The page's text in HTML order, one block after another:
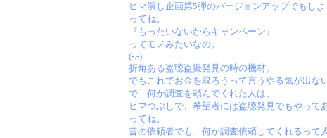
ヒマ潰し企画第5弾のバージョンアップでもし
ってね。
『もったいないからキャンペーン』
ってモノみたいなの。
(-.-)
折角ある盗聴盗撮発見の時の機材。
でもこれでお金を取ろうって言うやる気が出ない
で…何か調査を頼んでくれた人は、
ヒマつぶしで、希望者には盗聴発見でもやって
ってね。
昔の依頼者でも、何か調査依頼してくれるって